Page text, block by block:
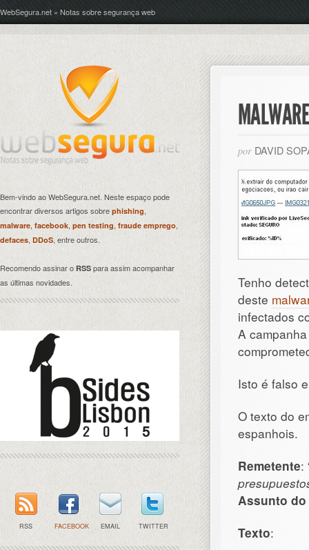
WebSegura.net » Notas sobre segurança web
por DAVID
Tenho
deste
infectados
A
Isto é falso
O texto do
espanhois.
Remetente:
Assunto do
Texto:
Bem-vindo ao WebSegura.net. Neste espaço pode
encontrar diversos artigos sobre phishing,
malware, facebook, pen testing fraude emprego,
defaces, DDoS, entre outros.
Recomendo assinar o RSS para assim acompanhar
as últimas novidades.
RSS FACEBOOK EMAIL TWITTER